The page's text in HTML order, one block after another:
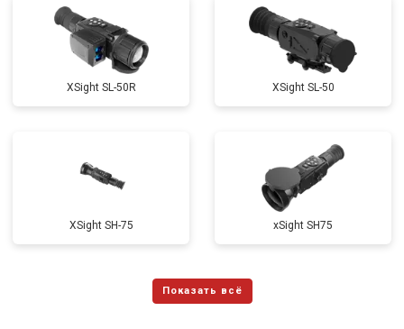
XSight SL-50R XSight SL-50
XSight SH-75 xSight SH75